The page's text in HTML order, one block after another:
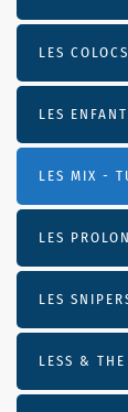
LES COLOCS
LES
LES MIX -
LES
LES
LESS &